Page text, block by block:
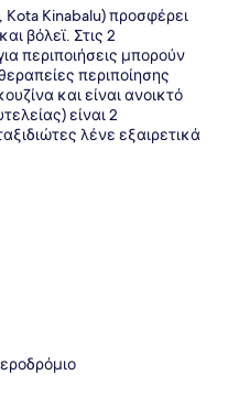
5
Kinabalu) προσφέρει
βόλεϊ. Στις 2
περιποιήσεις μπορούν
περιποίησης
και είναι ανοικτό
είναι 2
λένε εξαιρετικά